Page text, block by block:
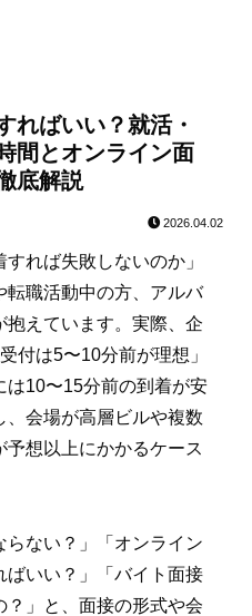
ればいい？就活・
間とオンライン面
底解説
2026.04.02
すれば失敗しないのか」
職活動中の方、アルバ
抱えています。実際、企
付は5〜10分前が理想」
は10〜15分前の到着が安
会場が高層ビルや複数
想以上にかかるケース
らない？」「オンライン
ばいい？」「バイト面接
」と、面接の形式や会